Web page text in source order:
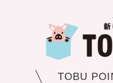
TOBU